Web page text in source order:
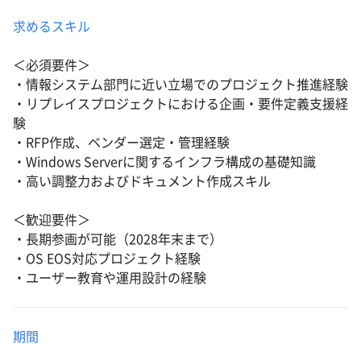
求めるスキル
＜必須要件＞
・情報システム部門に近い立場でのプロジェクト推進経験
・リプレイスプロジェクトにおける企画・要件定義支援経
験
・RFP作成、ベンダー選定・管理経験
・Windows Serverに関するインフラ構成の基礎知識
・高い調整力およびドキュメント作成スキル
＜歓迎要件＞
・長期参画が可能（2028年末まで）
・OS EOS対応プロジェクト経験
・ユーザー教育や運用設計の経験
期間